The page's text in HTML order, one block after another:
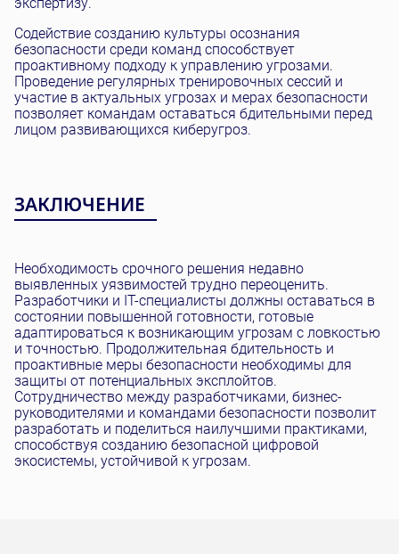
Содействие созданию культуры осознания
безопасности среди команд способствует
проактивному подходу к управлению угрозами.
Проведение регулярных тренировочных сессий и
участие в актуальных угрозах и мерах безопасности
позволяет командам оставаться бдительными перед
лицом развивающихся киберугроз.
ЗАКЛЮЧЕНИЕ
Необходимость срочного решения недавно
выявленных уязвимостей трудно переоценить.
Разработчики и IT-специалисты должны оставаться в
состоянии повышенной готовности, готовые
адаптироваться к возникающим угрозам с ловкостью
и точностью. Продолжительная бдительность и
проактивные меры безопасности необходимы для
защиты от потенциальных эксплойтов.
Сотрудничество между разработчиками, бизнес-
руководителями и командами безопасности позволит
разработать и поделиться наилучшими практиками,
способствуя созданию безопасной цифровой
экосистемы, устойчивой к угрозам.